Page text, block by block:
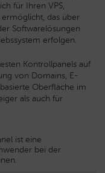
für Ihren VPS,
das über
Softwarelösungen
erfolgen.
Kontrollpanels auf
von Domains, E-
Oberfläche im
als auch für
ist eine
bei der